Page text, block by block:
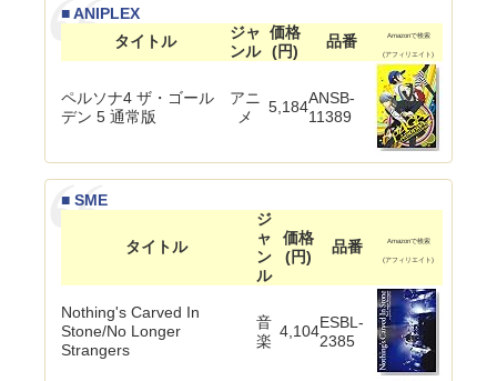
■ ANIPLEX
タイトル
ジャ
ンル
価格
(円)
品番 Amazonで検索
(アフィリエイト)
ペルソナ4 ザ・ゴール
デン 5 通常版
アニ
メ
5,184ANSB-
11389
■ SME
タイトル
ジ
ャ
ン
ル
価格
(円)
品番 Amazonで検索
(アフィリエイト)
Nothing's Carved In
Stone/No Longer
Strangers
音
楽
4,104ESBL-
2385